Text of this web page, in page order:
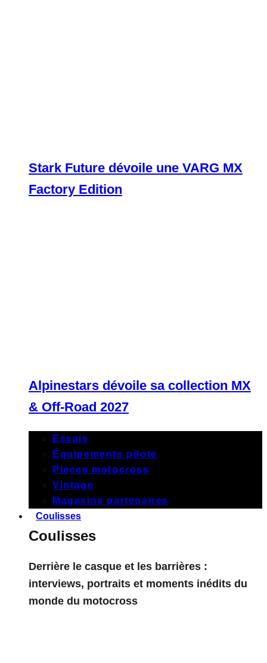
Stark Future dévoile une VARG MX
Factory Edition
Alpinestars dévoile sa collection MX
& Off-Road 2027
Essais
Équipements pilote
Pièces motocross
Vintage
Magasins partenaires
Coulisses
Coulisses
Derrière le casque et les barrières :
interviews, portraits et moments inédits du
monde du motocross